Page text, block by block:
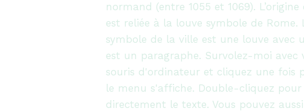
normand (entre 1055 et 1069).
est reliée à la louve symbole de Rome.
symbole de la ville est une louve avec
est un paragraphe. Survolez-moi avec
souris d'ordinateur et cliquez une fois
le menu s'affiche. Double-cliquez
directement le texte. Vous pouvez